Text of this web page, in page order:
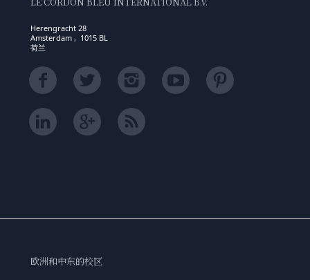
Herengracht 28
Amsterdam , 1015 BL
荷兰
欧洲和中东的校区